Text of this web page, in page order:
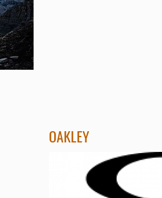
OAKLEY